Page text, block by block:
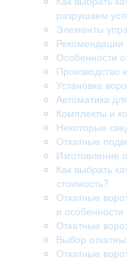
разрушаем
Элементы
Рекомендации
Особенности
Производство
Установка
Автоматика
Комплекты и
Некоторые
Откатные
Изготовление
Как выбрать
стоимость?
Откатные
и
Откатные
Выбор
Откатные